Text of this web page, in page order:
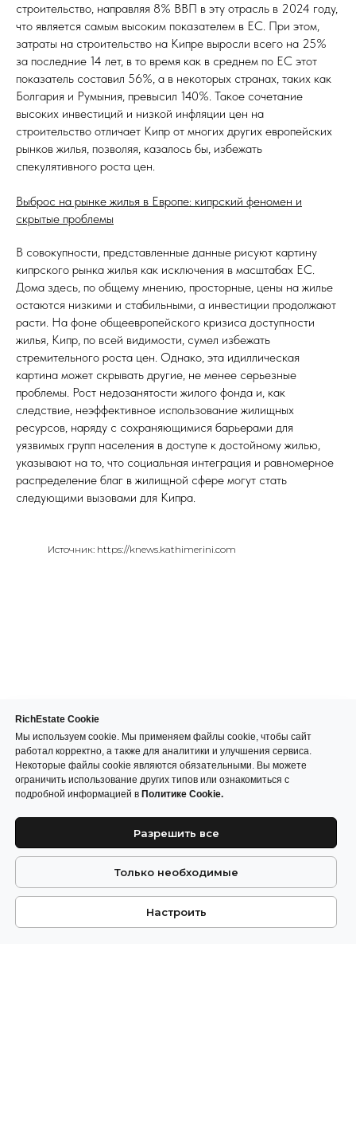
строительство, направляя 8% ВВП в эту отрасль в 2024 году,
что является самым высоким показателем в ЕС. При этом,
затраты на строительство на Кипре выросли всего на 25%
за последние 14 лет, в то время как в среднем по ЕС этот
показатель составил 56%, а в некоторых странах, таких как
Болгария и Румыния, превысил 140%. Такое сочетание
высоких инвестиций и низкой инфляции цен на
строительство отличает Кипр от многих других европейских
рынков жилья, позволяя, казалось бы, избежать
спекулятивного роста цен.
Выброс на рынке жилья в Европе: кипрский феномен и
скрытые проблемы
В совокупности, представленные данные рисуют картину
кипрского рынка жилья как исключения в масштабах ЕС.
Дома здесь, по общему мнению, просторные, цены на жилье
остаются низкими и стабильными, а инвестиции продолжают
расти. На фоне общеевропейского кризиса доступности
жилья, Кипр, по всей видимости, сумел избежать
стремительного роста цен. Однако, эта идиллическая
картина может скрывать другие, не менее серьезные
проблемы. Рост недозанятости жилого фонда и, как
следствие, неэффективное использование жилищных
ресурсов, наряду с сохраняющимися барьерами для
уязвимых групп населения в доступе к достойному жилью,
указывают на то, что социальная интеграция и равномерное
распределение благ в жилищной сфере могут стать
следующими вызовами для Кипра.
Источник: https://knews.kathimerini.com
RichEstate Cookie
Мы используем cookie. Мы применяем файлы cookie, чтобы сайт
работал корректно, а также для аналитики и улучшения сервиса.
Некоторые файлы cookie являются обязательными. Вы можете
ограничить использование других типов или ознакомиться с
подробной информацией в Политике Cookie.
Разрешить все
Только необходимые
Настроить